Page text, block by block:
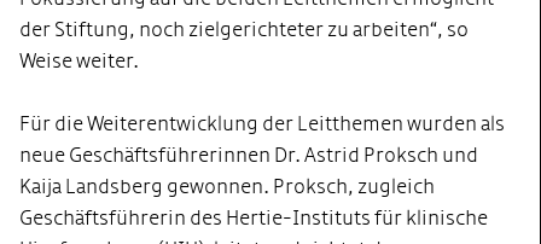
der Stiftung, noch zielgerichteter zu arbeiten“, so
Weise weiter.
Für die Weiterentwicklung der Leitthemen wurden als
neue Geschäftsführerinnen Dr. Astrid Proksch und
Kaija Landsberg gewonnen. Proksch, zugleich
Geschäftsführerin des Hertie-Instituts für klinische